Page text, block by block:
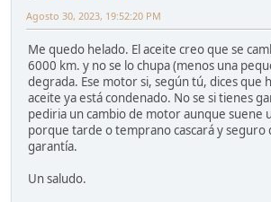
Agosto 30, 2023, 19:52:20 PM
Me quedo helado. El aceite creo que se
6000 km. y no se lo chupa (menos una
degrada. Ese motor si, según tú, dices que
aceite ya está condenado. No se si tienes
pediria un cambio de motor aunque suene
porque tarde o temprano cascará y seguro
garantía.
Un saludo.